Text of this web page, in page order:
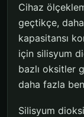
Cihaz
geçtikçe,
kapasitansı
için silisyum
bazlı oksitler
daha fazla
Silisyum